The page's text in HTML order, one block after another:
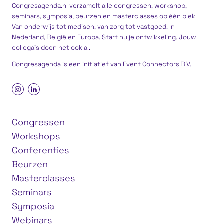
Congresagenda.nl verzamelt alle congressen, workshop,
seminars, symposia, beurzen en masterclasses op één plek.
Van onderwijs tot medisch, van zorg tot vastgoed. In
Nederland, België en Europa. Start nu je ontwikkeling. Jouw
collega’s doen het ook al.
Congresagenda is een initiatiefvan Event ConnectorsB.V.
Congressen
Workshops
Conferenties
Beurzen
Masterclasses
Seminars
Symposia
Webinars